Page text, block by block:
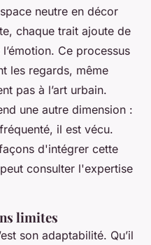
neutre en décor
chaque trait ajoute de
Ce processus
les regards, même
pas à l’art urbain.
une autre dimension :
il est vécu.
d'intégrer cette
consulter l'expertise
limites
son adaptabilité. Qu’il